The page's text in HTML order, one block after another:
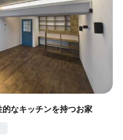
ラスブロック #土間あり
#こだわりキッチン
の家具 #あえて古材
#タイル #壁一面本棚
に優しい
なキッチンを持つお家